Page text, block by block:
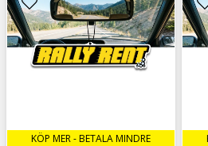
KÖP MER - BETALA MINDRE